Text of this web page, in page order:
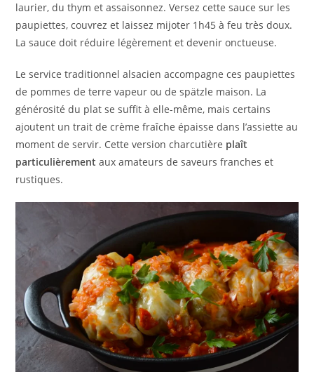
laurier, du thym et assaisonnez. Versez cette sauce sur les
paupiettes, couvrez et laissez mijoter 1h45 à feu très doux.
La sauce doit réduire légèrement et devenir onctueuse.
Le service traditionnel alsacien accompagne ces paupiettes
de pommes de terre vapeur ou de spätzle maison. La
générosité du plat se suffit à elle-même, mais certains
ajoutent un trait de crème fraîche épaisse dans l’assiette au
moment de servir. Cette version charcutière plaît
particulièrement aux amateurs de saveurs franches et
rustiques.